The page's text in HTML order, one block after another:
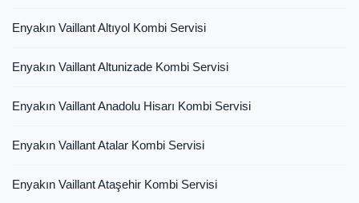
Enyakın Vaillant Altıyol Kombi Servisi
Enyakın Vaillant Altunizade Kombi Servisi
Enyakın Vaillant Anadolu Hisarı Kombi Servisi
Enyakın Vaillant Atalar Kombi Servisi
Enyakın Vaillant Ataşehir Kombi Servisi